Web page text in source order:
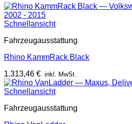
Schnellansicht
Fahrzeugausstattung
Rhino KammRack Black
1.313,46 € inkl. MwSt.
Schnellansicht
Fahrzeugausstattung